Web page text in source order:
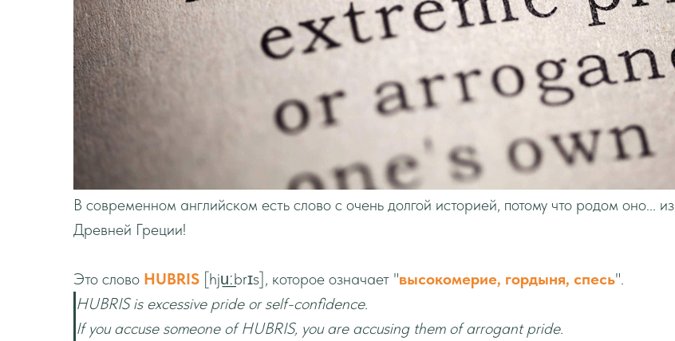
В современном английском есть слово с очень долгой историей, потому что родом оно... из
Древней Греции!
Это слово HUBRIS [hju͟ːbrɪs], которое означает "высокомерие, гордыня, спесь".
HUBRIS is excessive pride or self-confidence.
If you accuse someone of HUBRIS, you are accusing them of arrogant pride.